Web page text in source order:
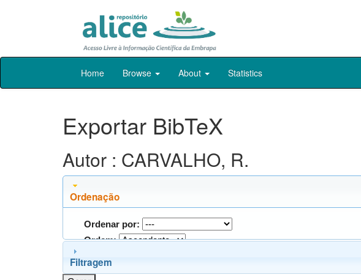
Skip
Home Browse About Statistics
Exportar BibTeX
Autor : CARVALHO, R.
Ordenação
Ordenar por:
Ordem:
Filtragem